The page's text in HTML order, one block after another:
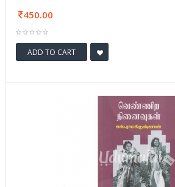
450.00
ADD TO CART